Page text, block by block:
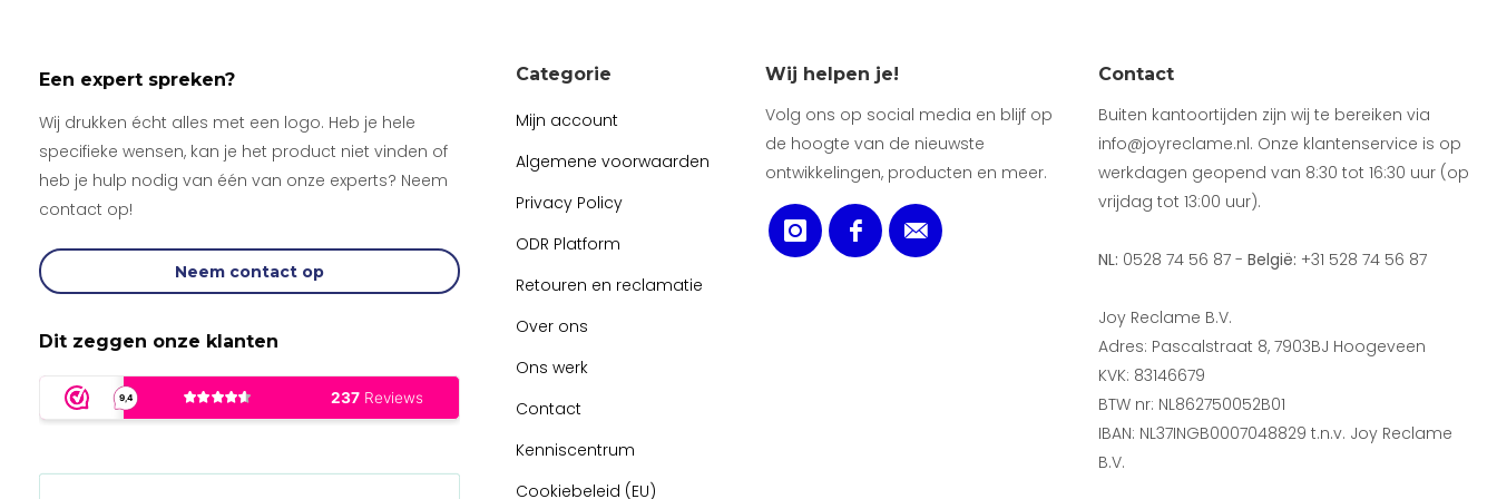
Een expert spreken?
Wij drukken écht alles met een logo. Heb je hele
specifieke wensen, kan je het product niet vinden of
heb je hulp nodig van één van onze experts? Neem
contact op!
Neem contact op
Dit zeggen onze klanten
Categorie
Mijn account
Algemene voorwaarden
Privacy Policy
ODR Platform
Retouren en reclamatie
Over ons
Ons werk
Contact
Kenniscentrum
Cookiebeleid (EU)
Wij helpen je!
Volg ons op social media en blijf op
de hoogte van de nieuwste
ontwikkelingen, producten en meer.
Contact
Buiten kantoortijden zijn wij te bereiken via
info@joyreclame.nl. Onze klantenservice is op
werkdagen geopend van 8:30 tot 16:30 uur (op
vrijdag tot 13:00 uur).
NL: 0528 74 56 87 - België: +31 528 74 56 87
Joy Reclame B.V.
Adres: Pascalstraat 8, 7903BJ Hoogeveen
KVK: 83146679
BTW nr: NL862750052B01
IBAN: NL37INGB0007048829 t.n.v. Joy Reclame
B.V.